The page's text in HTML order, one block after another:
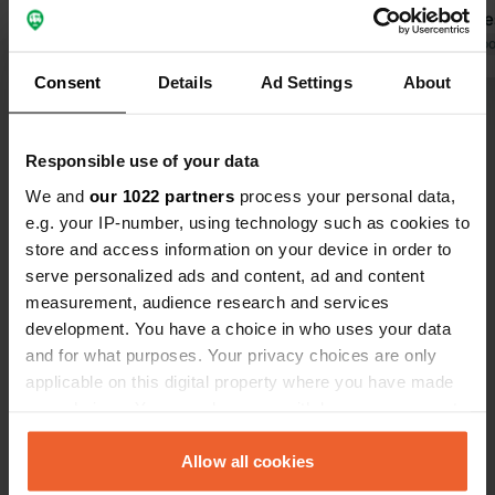
Consent Details Ad Settings About
Responsible use of your data
We and our 1022 partners process your personal data,
e.g. your IP-number, using technology such as cookies to
store and access information on your device in order to
serve personalized ads and content, ad and content
measurement, audience research and services
development. You have a choice in who uses your data
and for what purposes. Your privacy choices are only
applicable on this digital property where you have made
any time from the Cookie Declaration or by clicking on
the Privacy trigger icon.Allow all cookies
à une heure de Ringkøbing à vélo.
nuits avec électricité. Un camping
calme et
de s'y
sentiers
Traduit par
Contact
Søgårdvej 7
6980, Ringkøbing-Skjern Municipality,
Copie